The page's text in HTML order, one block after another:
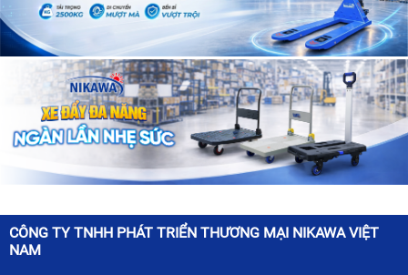
CÔNG TY TNHH PHÁT TRIỂN THƯƠNG MẠI NIKAWA VIỆT
NAM